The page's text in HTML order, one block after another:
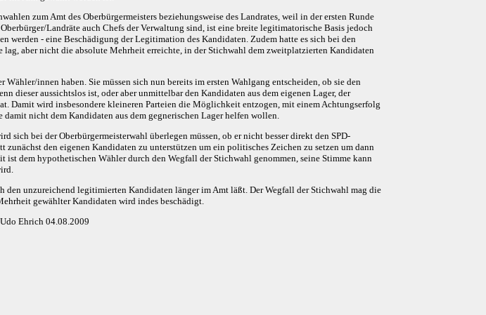
zum Amt des Oberbürgermeisters beziehungsweise des Landrates, weil in der ersten Runde
Landräte auch Chefs der Verwaltung sind, ist eine breite legitimatorische Basis jedoch
werden - eine Beschädigung der Legitimation des Kandidaten. Zudem hatte es sich bei den
aber nicht die absolute Mehrheit erreichte, in der Stichwahl dem zweitplatzierten Kandidaten
innen haben. Sie müssen sich nun bereits im ersten Wahlgang entscheiden, ob sie den
dieser aussichtslos ist, oder aber unmittelbar den Kandidaten aus dem eigenen Lager, der
Damit wird insbesondere kleineren Parteien die Möglichkeit entzogen, mit einem Achtungserfolg
nicht dem Kandidaten aus dem gegnerischen Lager helfen wollen.
bei der Oberbürgermeisterwahl überlegen müssen, ob er nicht besser direkt den SPD-
zunächst den eigenen Kandidaten zu unterstützen um ein politisches Zeichen zu setzen um dann
dem hypothetischen Wähler durch den Wegfall der Stichwahl genommen, seine Stimme kann
den unzureichend legitimierten Kandidaten länger im Amt läßt. Der Wegfall der Stichwahl mag die
gewählter Kandidaten wird indes beschädigt.
Ehrich 04.08.2009